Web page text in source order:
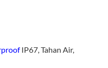
IP67, Tahan Air,